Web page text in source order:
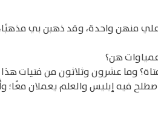
علي منهن واحدة، وقد ذهبن بي
هن؟
وما عشرون وثلاثون من فتيات هذا
فيه إبليس والعلم يعملان معًا؛